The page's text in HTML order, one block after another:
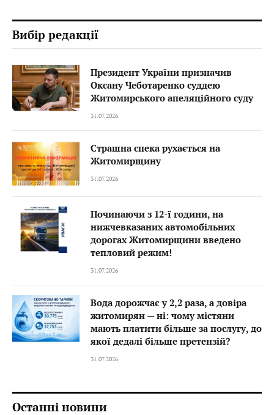
Вибір редакції
Президент України призначив
Оксану Чеботаренко суддею
Житомирського апеляційного суду
31.07.2026
Страшна спека рухається на
Житомирщину
31.07.2026
Починаючи з 12-ї години, на
нижчевказаних автомобільних
дорогах Житомирщини введено
тепловий режим!
31.07.2026
Вода дорожчає у 2,2 раза, а довіра
житомирян — ні: чому містяни
мають платити більше за послугу, до
якої дедалі більше претензій?
31.07.2026
Останні новини